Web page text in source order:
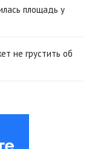
площадь у
не грустить об